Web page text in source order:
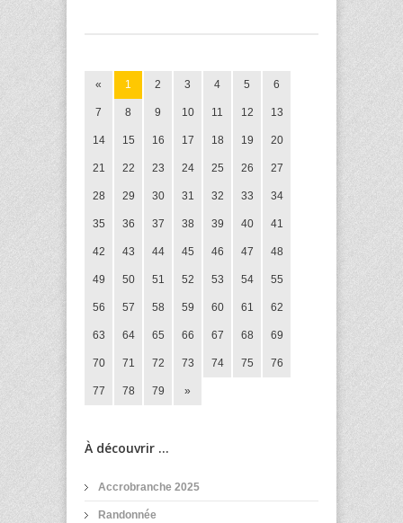
« 1 2 3 4 5 6
7 8 9 10 11 12 13
14 15 16 17 18 19 20
21 22 23 24 25 26 27
28 29 30 31 32 33 34
35 36 37 38 39 40 41
42 43 44 45 46 47 48
49 50 51 52 53 54 55
56 57 58 59 60 61 62
63 64 65 66 67 68 69
70 71 72 73 74 75 76
77 78 79 »
À découvrir ...
Accrobranche 2025
Randonnée